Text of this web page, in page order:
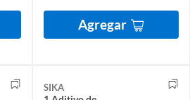
Agregar
SIKA